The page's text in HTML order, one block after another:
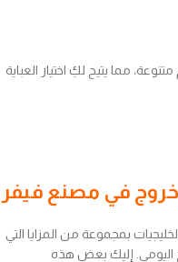
مما يتيح لكِ اختيار العباية
خروج في مصنع فيفر
بمجموعة من المزايا التي
اليومي. إليك بعض هذه